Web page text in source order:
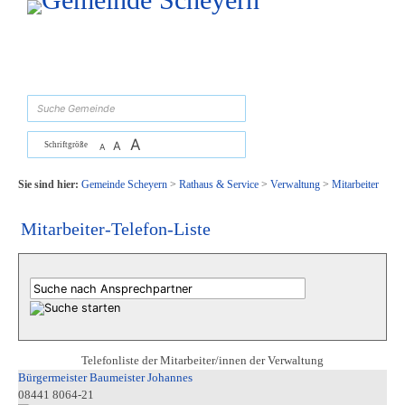
Zum Inhalt, zur Navigationoder zur Startseite springen.
Schriftgröße A A A
Sie sind hier: Gemeinde Scheyern> Rathaus & Service> Verwaltung> Mitarbeiter
Mitarbeiter-Telefon-Liste
Telefonliste der Mitarbeiter/innen der Verwaltung
Bürgermeister Baumeister Johannes
08441 8064-21